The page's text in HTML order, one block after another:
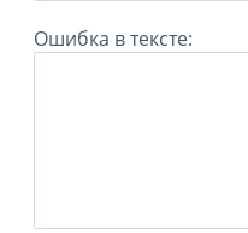
Ошибка в тексте: